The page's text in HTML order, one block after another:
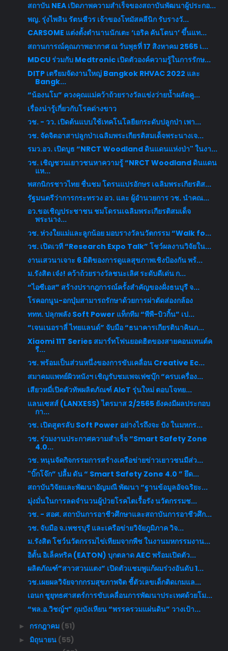
สถาบัน NEA เปิดภาพความสำเร็จของสถาบันพัฒนาผู้ประกอ...
พญ. รุ่งไพลิน รัตนชีวร เจ้าของโทมัสคลีนิก รับรางวั...
CARSOME แต่งตั้งตำนานนักเตะ ‘เอริค คันโตนา’ ขึ้นแท...
สถานการณ์คุณภาพอากาศ ณ วันพุธที่ 17 สิงหาคม 2565 เ...
MDCU ร่วมกับ Medtronic เปิดตัวองค์ความรู้ในการรักษ...
DITP เตรียมจัดงานใหญ่ Bangkok RHVAC 2022 และ
Bangk...
“น้องนโม” ควงคุณแม่คว้าถ้วยรางวัลแข่งว่ายน้ำผลัดคู...
เรื่องน่ารู้เกี่ยวกับโรคด่างขาว
วช. - วว. เปิดต้นแบบใช้เทคโนโลยียกระดับปลูกป่า เพา...
วช. จัดจิตอาสาปลูกป่าเฉลิมพระเกียรติสมเด็จพระนางเจ...
รมว.อว. เปิดบูธ “NRCT Woodland ดินแดนแห่งป่า" ในงา...
วช. เชิญชวนเยาวชนหาความรู้ “NRCT Woodland ดินแดน
แห...
พสกนิกรชาวไทย ชื่นชม โดรนแปรอักษร เฉลิมพระเกียรติส...
รัฐมนตรีว่าการกระทรวง อว. และ ผู้อำนวยการ วช. นำคณ...
อว.ขอเชิญประชาชน ชมโดรนเฉลิมพระเกียรติสมเด็จ
พระนาง...
วช. ห่วงใยแม่และลูกน้อย มอบรางวัลนวัตกรรม “Walk fo...
วช. เปิดเวที “Research Expo Talk” โชว์ผลงานวิจัยใน...
งานเสวนาเจาะ 6 มิติของการดูแลสุขภาพเชิงป้องกัน พร้...
ม.รังสิต เจ๋ง! คว้าถ้วยรางวัลชนะเลิศ ระดับดีเด่น ก...
“ไอซีเอส” สร้างปรากฎการณ์ครั้งสำคัญของฝั่งธนบุรี จ...
โรคอกนูน-อกบุ๋มสามารถรักษาด้วยการผ่าตัดส่องกล้อง
ททท. ปลุกพลัง Soft Power แท็กทีม “พีพี-บิวกิ้น” เป...
“เจนเนอราลี่ ไทยแลนด์” จับมือ “ธนาคารเกียรตินาคินภ...
Xiaomi 11T Series สมาร์ทโฟนยอดฮิตของสายคอนเทนต์ค
รี...
วช. พร้อมเป็นส่วนหนึ่งของการขับเคลื่อน Creative Ec...
สมาคมแพทย์ผิวหนังฯ เชิญรับชมเพจเฟซบุ๊ก “ครบเครื่อง...
เสียวหมี่เปิดตัวทัพผลิตภัณฑ์ AIoT รุ่นใหม่ ตอบโจทย...
แลนเซสส์ (LANXESS) ไตรมาส 2/2565 ยังคงมีผลประกอบ
กา...
วช. เปิดสูตรลับ Soft Power อย่างไรถึงจะ ปัง ในมหกร...
วช. ร่วมงานประกาศความสำเร็จ “Smart Safety Zone
4.0...
วช. หนุนจัดกิจกรรมการสร้างเครือข่ายข่าวเยาวชนมีส่ว...
"บิ๊กโจ๊ก” ปลื้ม ดัน “ Smart Safety Zone 4.0 ” ยึด...
สถาบันวิจัยและพัฒนาอัญมณี พัฒนา “ฐานข้อมูลอัจฉริยะ...
มุ่งมั่นในการลดจำนวนผู้ป่วยโรคไตเรื้อรัง นวัตกรรมช...
วช. - สอศ. สถาบันการอาชีวศึกษาและสถาบันการอาชีวศึก...
วช. จับมือ จ.เพชรบุรี และเครือข่ายวิจัยภูมิภาค วิจ...
ม.รังสิต โชว์นวัตกรรมไข่เทียมจากพืช ในงานมหกรรมงาน...
อิตั้น อิเล็คทริค (EATON) บุกตลาด AEC พร้อมเปิดตัว...
ผลิตภัณฑ์”สาวสวนแตง” เปิดตัวแชมพูแก้ผมร่วงอันดับ 1...
วช.เผยผลวิจัยจากกรมสุขภาพจิต ชี้ตัวเลขเด็กติดเกมแล...
เอนก ชูยุทธศาสตร์การขับเคลื่อนการพัฒนาประเทศด้วยโม...
“พล.อ.วิชญ์ฯ” กุมบังเหียน “พรรครวมแผ่นดิน” วางเป้า...
► กรกฎาคม (51)
► มิถุนายน (55)